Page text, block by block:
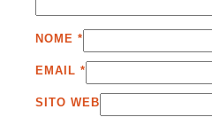
NOME *
EMAIL *
SITO WEB